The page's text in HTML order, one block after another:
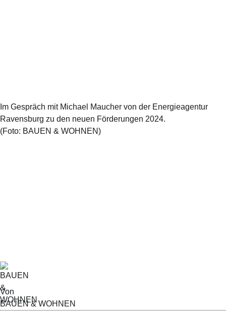
Im Gespräch mit Michael Maucher von der Energieagentur
Ravensburg zu den neuen Förderungen 2024.
(Foto: BAUEN & WOHNEN)
Von
BAUEN & WOHNEN